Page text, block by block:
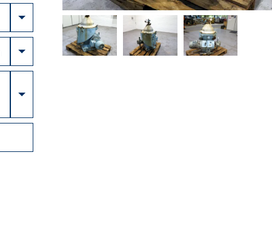
Toggle Dropdown
Toggle Dropdown
Toggle Dropdown